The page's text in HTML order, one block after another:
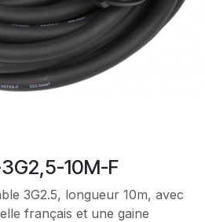
10M-F
3G2.5, longueur 10m, avec
français et une gaine